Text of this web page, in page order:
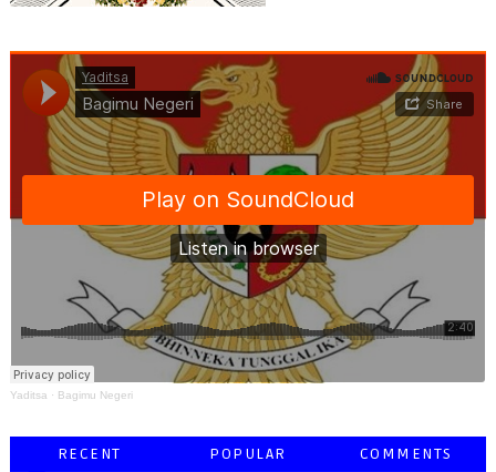
Yaditsa · Bagimu Negeri
RECENT POPULAR COMMENTS